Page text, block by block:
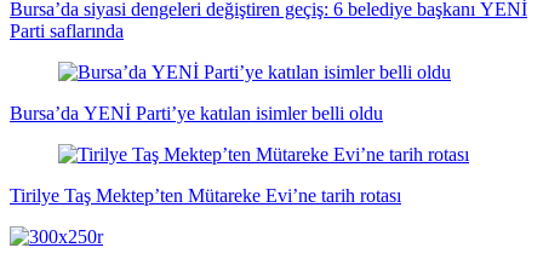
Bursa’da siyasi dengeleri değiştiren geçiş: 6 belediye başkanı YENİ
Parti saflarında
Bursa’da YENİ Parti’ye katılan isimler belli oldu
Tirilye Taş Mektep’ten Mütareke Evi’ne tarih rotası